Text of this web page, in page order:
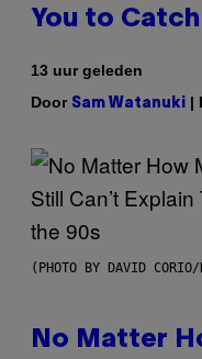
You to Catch
13 uur geleden
Door Sam Watanuki |
(PHOTO BY DAVID CORIO/
No Matter